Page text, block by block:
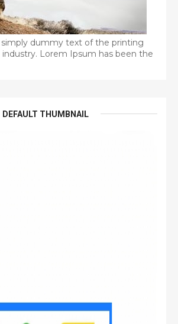
dummy text of the printing
Lorem Ipsum has been the
DEFAULT THUMBNAIL